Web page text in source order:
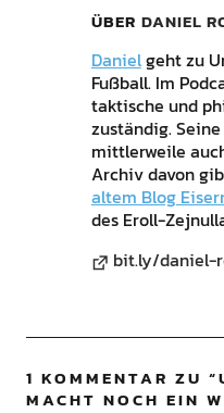
ÜBER DANIEL
Danielgeht zu
Fußball. Im
taktische und
zuständig. Seine
mittlerweile
Archiv davon
altem Blog
des Eroll-
bit.ly/daniel-
1 KOMMENTAR ZU “
MACHT NOCH EIN